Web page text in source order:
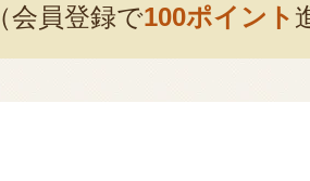
（会員登録で100ポイント